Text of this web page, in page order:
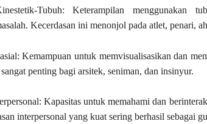
Tubuh: Keterampilan menggunakan
Kecerdasan ini menonjol pada atlet, penari,
Kemampuan untuk memvisualisasikan dan
penting bagi arsitek, seniman, dan insinyur.
Kapasitas untuk memahami dan
interpersonal yang kuat sering berhasil sebagai